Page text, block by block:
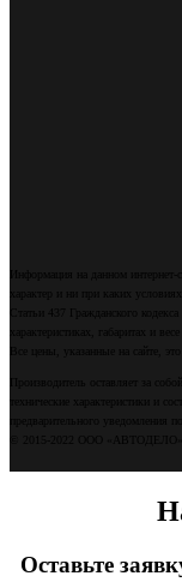
Информация на данном интернет-
характер и ни при каких
Статьи 437 Гражданского
характеристиках, габаритах и
Все цены, указанные на сайте,
Производитель оставляет за
технические характеристики и
предварительного уведомления
© 2015-2022 ООО «АВТОДЕЛО».
Оставьте